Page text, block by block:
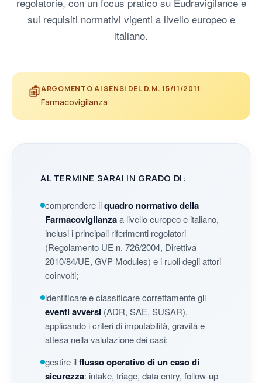
sui requisiti normativi vigenti a livello europeo e
italiano.
ARGOMENTO AI SENSI DEL D.M. 15/11/2011
Farmacovigilanza
AL TERMINE SARAI IN GRADO DI:
comprendere ilquadro normativo della
Farmacovigilanzaa livello europeo e italiano,
inclusi i principali riferimenti regolatori
(Regolamento UE n. 726/2004, Direttiva
2010/84/UE, GVP Modules) e i ruoli degli attori
coinvolti;
identificare e classificare correttamente gli
eventi avversi (ADR, SAE, SUSAR),
applicando i criteri di imputabilità, gravità e
attesa nella valutazione dei casi;
gestire ilflusso operativo di un caso di
sicurezza: intake, triage, data entry, follow-up